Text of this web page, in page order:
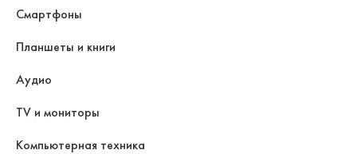
Смартфоны
Планшеты и книги
Аудио
TV и мониторы
Компьютерная техника